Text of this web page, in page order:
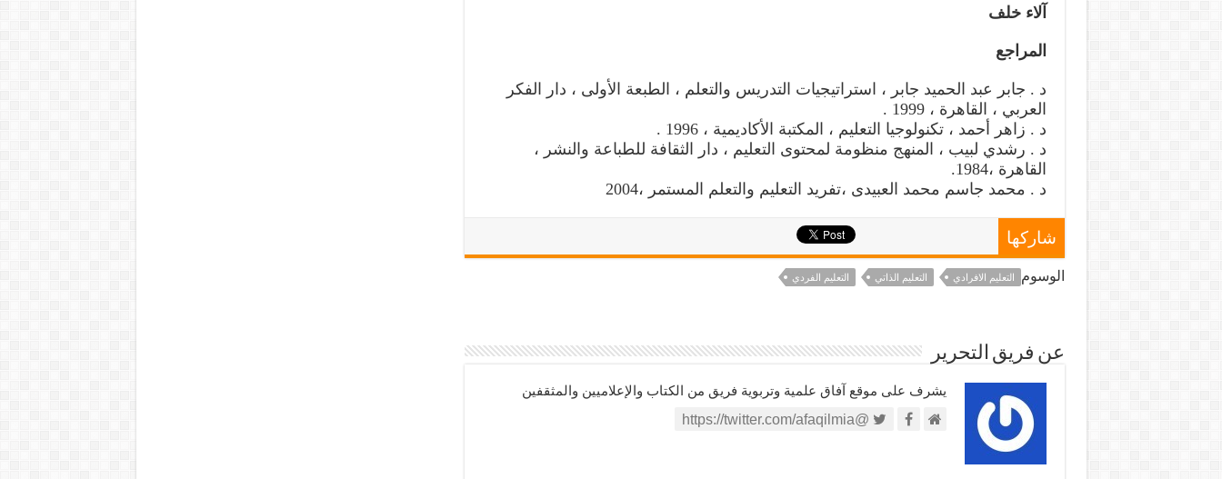
آلاء خلف
المراجع
د . جابر عبد الحميد جابر ، استراتيجيات التدريس والتعلم ، الطبعة الأولى ، دار الفكر
العربي ، القاهرة ، 1999 .
د . زاهر أحمد ، تكنولوجيا التعليم ، المكتبة الأكاديمية ، 1996 .
د . رشدي لبيب ، المنهج منظومة لمحتوى التعليم ، دار الثقافة للطباعة والنشر ،
القاهرة ،1984.
د . محمد جاسم محمد العبيدى ،تفريد التعليم والتعلم المستمر ،2004
شاركها
الوسوم التعليم الافرادي التعليم الذاتي التعليم الفردي
عن فريق التحرير
يشرف على موقع آفاق علمية وتربوية فريق من الكتاب والإعلاميين والمثقفين
@https://twitter.com/afaqilmia